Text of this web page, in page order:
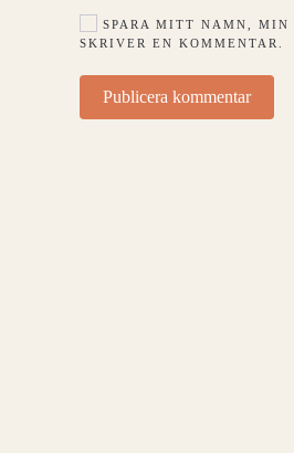
SPARA MITT NAMN, MIN
SKRIVER EN KOMMENTAR.
Publicera kommentar